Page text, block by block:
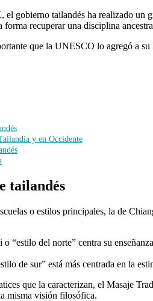
gobierno tailandés ha realizado un
forma recuperar una disciplina
que la UNESCO lo agregó a
y en Occidente
tailandés
o estilos principales, la de
“estilo del norte” centra su
de sur” está más centrada en la
que la caracterizan, el Masaje
misma visión filosófica.